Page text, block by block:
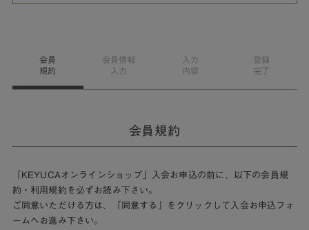
会員
規約
会員情報
入力
入力
内容
登録
完了
会員規約
「KEYUCAオンラインショップ」入会お申込の前に、以下の会員規
約・利用規約を必ずお読み下さい。
ご同意いただける方は、「同意する」をクリックして入会お申込フォ
ームへお進み下さい。